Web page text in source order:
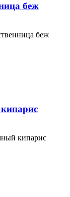
беж
беж
кипарис